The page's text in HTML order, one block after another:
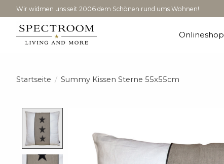
Wir widmen uns seit 2006 dem Schönen rund ums Wohnen!
Onlineshop
Startseite / Summy Kissen Sterne 55x55cm